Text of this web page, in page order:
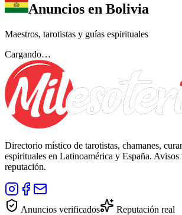
Anuncios en Bolivia
Maestros, tarotistas y guías espirituales
Cargando…
Directorio místico de tarotistas, chamanes,
espirituales en Latinoamérica y España.
reputación.
Anuncios verificados Reputación real